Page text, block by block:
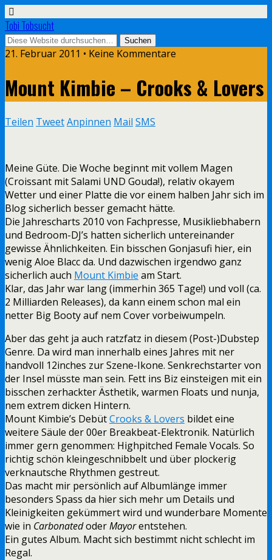
Tobi Tobsucht
21. Februar 2011 • Keine Kommentare
Mount Kimbie – Crooks & Lovers
Teilen TweetAnpinnen Mail SMS
Meine Güte. Die Woche beginnt mit vollem Magen
(Croissant mit Salami UND Gouda!), relativ okayem
Wetter und einer Platte die vor einem halben Jahr sich im
Blog sicherlich besser gemacht hätte.
Die Jahrescharts 2010 von Fachpresse, Musikliebhabern
und Bedroom-DJ’s hatten sicherlich untereinander
gewisse Ähnlichkeiten. Ein bisschen Gonjasufi hier, ein
wenig Aloe Blacc da. Und dazwischen irgendwo ganz
sicherlich auch Mount Kimbie am Start.
Klar, das Jahr war lang (immerhin 365 Tage!) und voll (ca.
2 Milliarden Releases), da kann einem schon mal ein
netter Big Booty auf nem Cover vorbeiwumpeln.
Aber das geht ja auch ratzfatz in diesem (Post-)Dubstep
Genre. Da wird man innerhalb eines Jahres mit ner
handvoll 12inches zur Szene-Ikone. Senkrechstarter von
der Insel müsste man sein. Fett ins Biz einsteigen mit ein
bisschen zerhackter Ästhetik, warmen Floats und nunja,
nem extrem dicken Hintern.
Mount Kimbie’s DebütCrooks & Lovers bildet eine
weitere Säule der 00er Breakbeat-Elektronik. Natürlich
immer gern genommen: Highpitched Female Vocals. So
richtig schön kleingeschnibbelt und über plockerig
verknautsche Rhythmen gestreut.
Das macht mir persönlich auf Albumlänge immer
besonders Spass da hier sich mehr um Details und
Kleinigkeiten gekümmert wird und wunderbare Momente
wie in CarbonatedoderMayorentstehen.
Ein gutes Album. Macht sich bestimmt nicht schlecht im
Regal.